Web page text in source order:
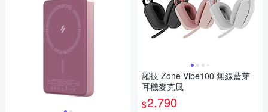
羅技 Zone Vibe100 無線藍芽
耳機麥克風
$2,790